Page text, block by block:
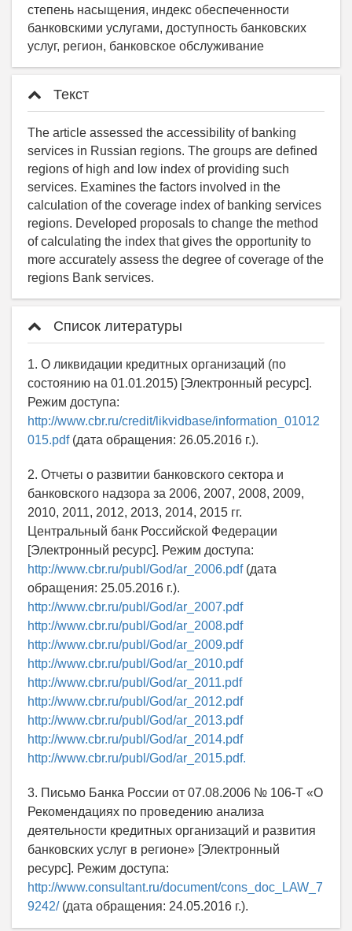
степень насыщения, индекс обеспеченности
банковскими услугами, доступность банковских
услуг, регион, банковское обслуживание
Текст
The article assessed the accessibility of banking
services in Russian regions. The groups are defined
regions of high and low index of providing such
services. Examines the factors involved in the
calculation of the coverage index of banking services
regions. Developed proposals to change the method
of calculating the index that gives the opportunity to
more accurately assess the degree of coverage of the
regions Bank services.
Список литературы
1. О ликвидации кредитных организаций (по
состоянию на 01.01.2015) [Электронный ресурс].
Режим доступа:
http://www.cbr.ru/credit/likvidbase/information_01012
015.pdf(дата обращения: 26.05.2016 г.).
2. Отчеты о развитии банковского сектора и
банковского надзора за 2006, 2007, 2008, 2009,
2010, 2011, 2012, 2013, 2014, 2015 гг.
Центральный банк Российской Федерации
[Электронный ресурс]. Режим доступа:
http://www.cbr.ru/publ/God/ar_2006.pdf(дата
обращения: 25.05.2016 г.).
http://www.cbr.ru/publ/God/ar_2007.pdf
http://www.cbr.ru/publ/God/ar_2008.pdf
http://www.cbr.ru/publ/God/ar_2009.pdf
http://www.cbr.ru/publ/God/ar_2010.pdf
http://www.cbr.ru/publ/God/ar_2011.pdf
http://www.cbr.ru/publ/God/ar_2012.pdf
http://www.cbr.ru/publ/God/ar_2013.pdf
http://www.cbr.ru/publ/God/ar_2014.pdf
http://www.cbr.ru/publ/God/ar_2015.pdf.
3. Письмо Банка России от 07.08.2006 № 106-Т «О
Рекомендациях по проведению анализа
деятельности кредитных организаций и развития
банковских услуг в регионе» [Электронный
ресурс]. Режим доступа:
http://www.consultant.ru/document/cons_doc_LAW_7
9242/(дата обращения: 24.05.2016 г.).